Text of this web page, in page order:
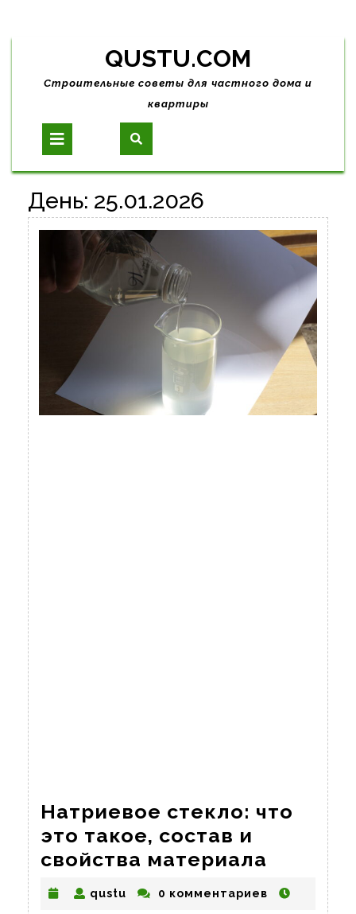
Skip
content
QUSTU.COM
Строительные советы для частного дома и
квартиры
Open
Button
День: 25.01.2026
Натриевое стекло: что
это такое, состав и
свойства материала
стекло:
что
qustu qustu0 комментариев